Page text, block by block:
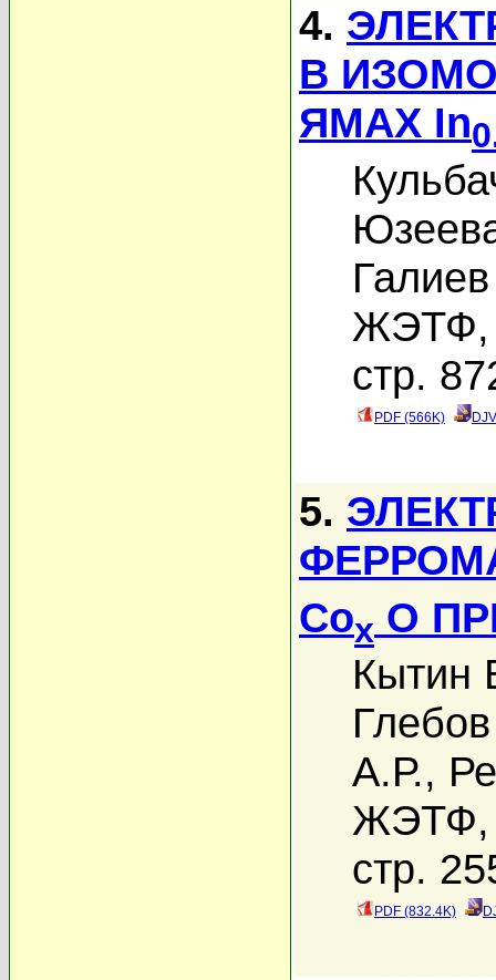
4.
В
ЯМАХ In
ЖЭТФ,
стр.
PDF (566K)
5.
Cox O
Кытин
А.Р.,
ЖЭТФ,
стр.
PDF (832.4K)